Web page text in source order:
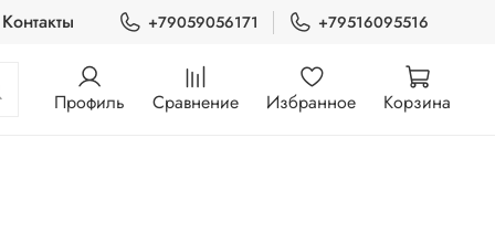
Контакты +79059056171 +79516095516
Профиль Сравнение Избранное Корзина